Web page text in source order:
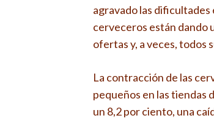
agravado las dificultades
cerveceros están dando
ofertas y, a veces, todos
La contracción de las
pequeños en las tiendas
un 8,2 por ciento, una